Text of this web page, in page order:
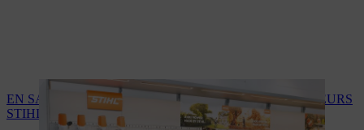
EN SAVOIR PLUS SUR LES SERVICES DES REVENDEURS
STIHL